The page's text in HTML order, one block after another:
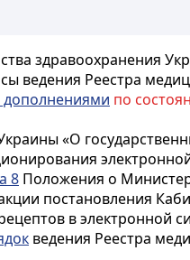
здравоохранения
ведения Реестра
по
«О
8 Положения о
постановления
в электронной
ведения Реестра